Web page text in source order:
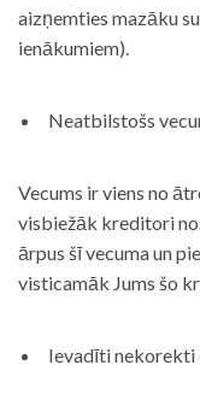
aizņemties mazāku
ienākumiem).
Neatbilstošs
Vecums ir viens no
visbiežāk kreditori
ārpus šī vecuma un
visticamāk Jums šo
Ievadīti nekorekti